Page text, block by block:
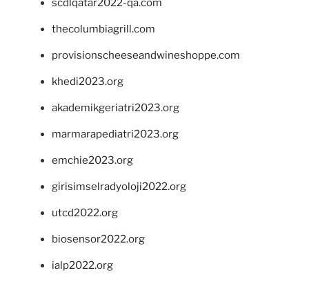
scdlqatar2022-qa.com
thecolumbiagrill.com
provisionscheeseandwineshoppe.com
khedi2023.org
akademikgeriatri2023.org
marmarapediatri2023.org
emchie2023.org
girisimselradyoloji2022.org
utcd2022.org
biosensor2022.org
ialp2022.org